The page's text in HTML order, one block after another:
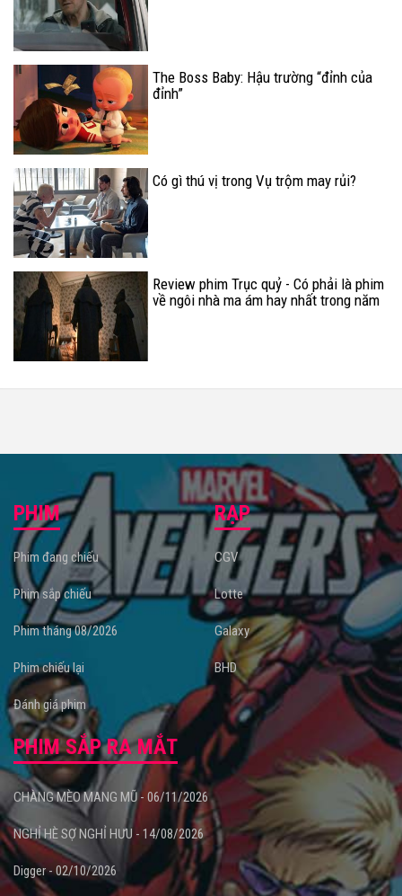
The Boss Baby: Hậu trường “đỉnh của
đỉnh”
Có gì thú vị trong Vụ trộm may rủi?
Review phim Trục quỷ - Có phải là phim
về ngôi nhà ma ám hay nhất trong năm
PHIM
Phim đang chiếu
Phim sắp chiếu
Phim tháng 08/2026
Phim chiếu lại
Đánh giá phim
RẠP
CGV
Lotte
Galaxy
BHD
PHIM SẮP RA MẮT
CHÀNG MÈO MANG MŨ - 06/11/2026
NGHỈ HÈ SỢ NGHỈ HƯU - 14/08/2026
Digger - 02/10/2026